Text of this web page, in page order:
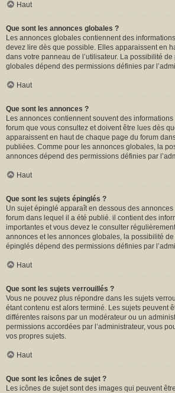
Haut
Que sont les annonces globales ?
Les annonces globales contiennent des
devez lire dès que possible. Elles apparaissent en
dans votre panneau de l’utilisateur. La possibilité
globales dépend des permissions définies par
Haut
Que sont les annonces ?
Les annonces contiennent souvent des
forum que vous consultez et doivent être lues dès
apparaissent en haut de chaque page du forum
publiées. Comme pour les annonces globales, la
annonces dépend des permissions définies par
Haut
Que sont les sujets épinglés ?
Un sujet épinglé apparaît en dessous des
forum dans lequel il a été publié. il contient des
importantes et vous devez le consulter
annonces et les annonces globales, la possibilité
épinglés dépend des permissions définies par
Haut
Que sont les sujets verrouillés ?
Vous ne pouvez plus répondre dans les sujets
étant contenu est alors terminé. Les sujets peuvent
différentes raisons par un modérateur ou un
permissions accordées par l’administrateur, vous
vos propres sujets.
Haut
Que sont les icônes de sujet ?
Les icônes de sujet sont des images qui peuvent